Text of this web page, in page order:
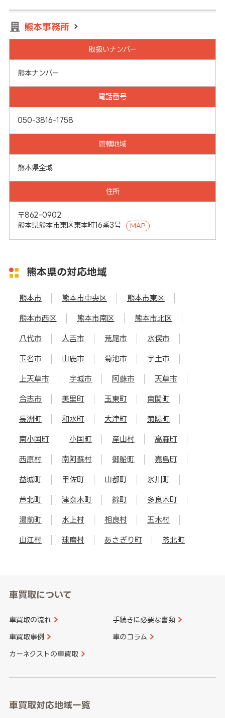
熊本事務所
取扱いナンバー
熊本ナンバー
電話番号
050-3816-1758
管轄地域
熊本県全域
住所
〒862-0902
熊本県熊本市東区東本町16番3号
MAP
熊本県の対応地域
熊本市 熊本市中央区 熊本市東区
熊本市西区 熊本市南区 熊本市北区
八代市 人吉市 荒尾市 水俣市
玉名市 山鹿市 菊池市 宇土市
上天草市 宇城市 阿蘇市 天草市
合志市 美里町 玉東町 南関町
長洲町 和水町 大津町 菊陽町
南小国町 小国町 産山村 高森町
西原村 南阿蘇村 御船町 嘉島町
益城町 甲佐町 山都町 氷川町
芦北町 津奈木町 錦町 多良木町
湯前町 水上村 相良村 五木村
山江村 球磨村 あさぎり町 苓北町
車買取について
車買取の流れ 手続きに必要な書類
車買取事例 車のコラム
カーネクストの車買取
車買取対応地域一覧